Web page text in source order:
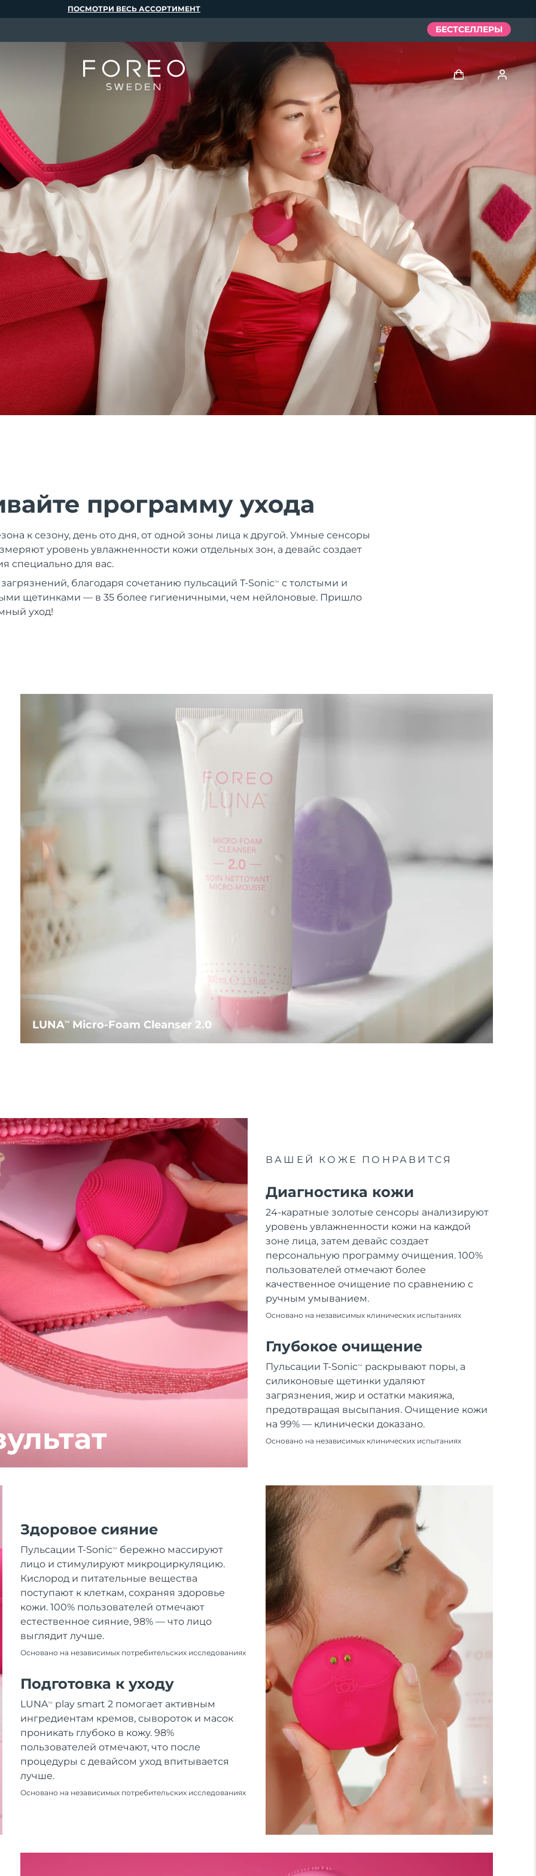
программу ухода
к сезону, день ото дня, от одной зоны лица к другой. Умные сенсоры
уровень увлажненности кожи отдельных зон, а девайс создает
специально для вас.
благодаря сочетанию пульсаций T-SonicTM
с толстыми и
щетинками — в 35 более гигиеничными, чем нейлоновые. Пришло
уход!
LUNATMMicro-Foam Cleanser 2.0
ВАШЕЙ КОЖЕ ПОНРАВИТСЯ
Диагностика кожи
24-каратные золотые сенсоры анализируют
уровень увлажненности кожи на каждой
зоне лица, затем девайс создает
персональную программу очищения. 100%
пользователей отмечают более
качественное очищение по сравнению с
ручным умыванием.
Основано на независимых клинических испытаниях
Глубокое очищение
Пульсации T-SonicTM
раскрывают поры, а
силиконовые щетинки удаляют
загрязнения, жир и остатки макияжа,
предотвращая высыпания. Очищение кожи
на 99% — клинически доказано.
Основано на независимых клинических испытаниях
Здоровое сияние
Пульсации T-SonicTM
бережно массируют
лицо и стимулируют микроциркуляцию.
Кислород и питательные вещества
поступают к клеткам, сохраняя здоровье
кожи. 100% пользователей отмечают
естественное сияние, 98% — что лицо
выглядит лучше.
Основано на независимых потребительских исследованиях
Подготовка к уходу
LUNATM
play smart 2 помогает активным
ингредиентам кремов, сывороток и масок
проникать глубоко в кожу. 98%
пользователей отмечают, что после
процедуры с девайсом уход впитывается
лучше.
Основано на независимых потребительских исследованиях
ПОСМОТРИ ВЕСЬ АССОРТИМЕНТ
БЕСТСЕЛЛЕРЫ
Профиль пользователя
Мои приборы
Мои заказы
Мои адреса
Мои подписки